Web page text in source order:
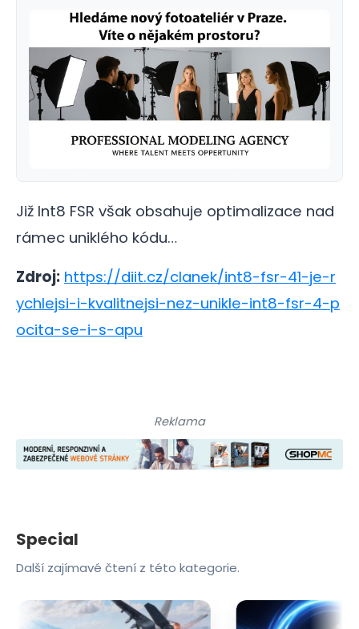
Již Int8 FSR však obsahuje optimalizace nad
rámec uniklého kódu…
Zdroj: https://diit.cz/clanek/int8-fsr-41-je-r
ychlejsi-i-kvalitnejsi-nez-unikle-int8-fsr-4-p
ocita-se-i-s-apu
Reklama
Special
Další zajímavé čtení z této kategorie.